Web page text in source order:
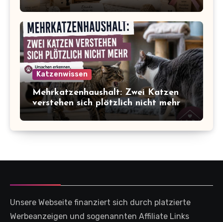
Katzenwissen
Mehrkatzenhaushalt: Zwei Katzen
verstehen sich plötzlich nicht mehr
Unsere Webseite finanziert sich durch platzierte
Werbeanzeigen und sogenannten Affiliate Links